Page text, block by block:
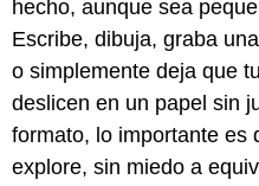
hecho, aunque sea
Escribe, dibuja, graba
o simplemente deja que
deslicen en un papel sin
formato, lo importante es
explore, sin miedo a